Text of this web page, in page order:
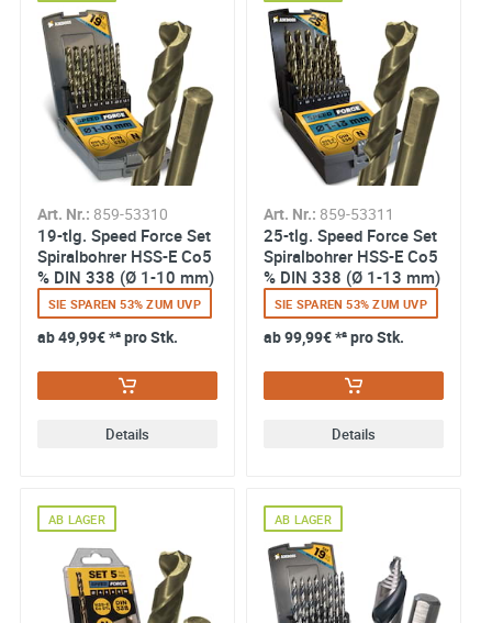
Art. Nr.: 859-53310
19-tlg. Speed Force Set
Spiralbohrer HSS-E Co5
% DIN 338 (Ø 1-10 mm)
SIE SPAREN 53% ZUM UVP
ab49,99€*² pro Stk.
Details
Art. Nr.: 859-53311
25-tlg. Speed Force Set
Spiralbohrer HSS-E Co5
% DIN 338 (Ø 1-13 mm)
SIE SPAREN 53% ZUM UVP
ab99,99€*² pro Stk.
Details
AB LAGER AB LAGER